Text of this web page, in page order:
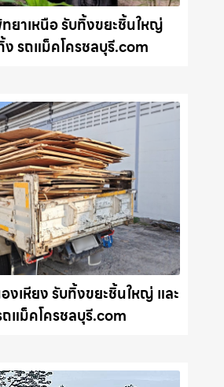
ยาเหนือ รับทิ้งขยะชิ้นใหญ่
ง รถแม็คโครชลบุรี.com
เหียง รับทิ้งขยะชิ้นใหญ่ และ
แม็คโครชลบุรี.com